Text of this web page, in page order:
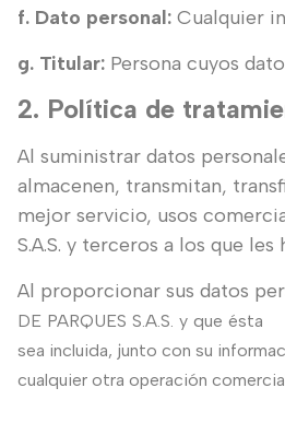
f. Dato personal: Cualquier
g. Titular: Persona cuyos
2. Política de
Al suministrar datos
almacenen, transmitan,
mejor servicio, usos
S.A.S. y terceros a los que
Al proporcionar sus datos
DE PARQUES S.A.S. y que ésta
sea incluida, junto con su
cualquier otra operación